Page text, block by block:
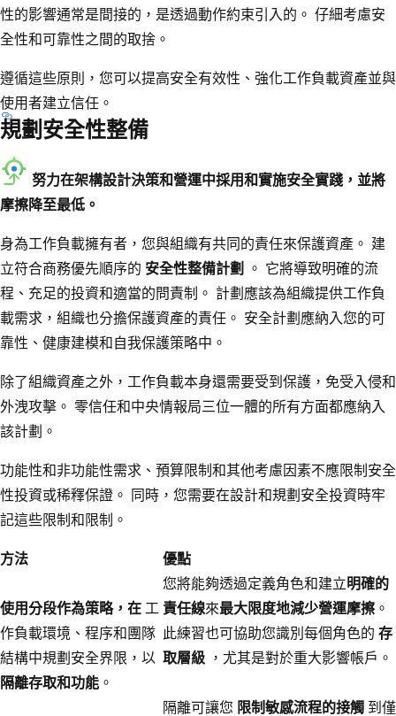
性的影響通常是間接的，是透過動作約束引入的。 仔細考慮安
全性和可靠性之間的取捨。
遵循這些原則，您可以提高安全有效性、強化工作負載資產並與
使用者建立信任。
規劃安全性整備
努力在架構設計決策和營運中採用和實施安全實踐，並將
摩擦降至最低。
身為工作負載擁有者，您與組織有共同的責任來保護資產。 建
立符合商務優先順序的 安全性整備計劃 。 它將導致明確的流
程、充足的投資和適當的問責制。 計劃應該為組織提供工作負
載需求，組織也分擔保護資產的責任。 安全計劃應納入您的可
靠性、健康建模和自我保護策略中。
除了組織資產之外，工作負載本身還需要受到保護，免受入侵和
外洩攻擊。 零信任和中央情報局三位一體的所有方面都應納入
該計劃。
功能性和非功能性需求、預算限制和其他考慮因素不應限制安全
性投資或稀釋保證。 同時，您需要在設計和規劃安全投資時牢
記這些限制和限制。
方法
優點
使用分段作為策略，在工
作負載環境、程序和團隊
結構中規劃安全界限，以
隔離存取和功能 。
您將能夠透過定義角色和建立明確的
責任線來最大限度地減少營運摩擦。
此練習也可協助您識別每個角色的 存
取層級 ，尤其是對於重大影響帳戶。
隔離可讓您 限制敏感流程的接觸 到僅